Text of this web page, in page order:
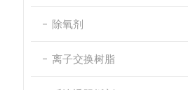
除氧剂
离子交换树脂